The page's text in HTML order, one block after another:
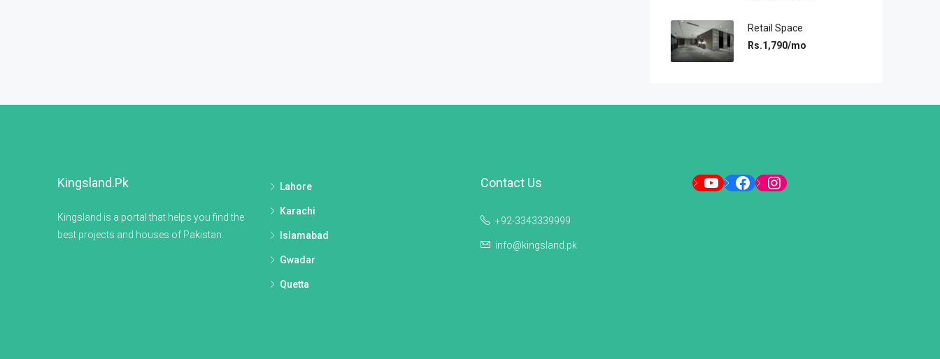
Retail Space
Rs.1,790/mo
Kingsland.pk
Kingsland is a portal that helps you find the
best projects and houses of Pakistan.
Lahore
Karachi
Islamabad
Gwadar
Quetta
Contact Us
+92-3343339999
info@kingsland.pk
YouTubeFacebookInstagram